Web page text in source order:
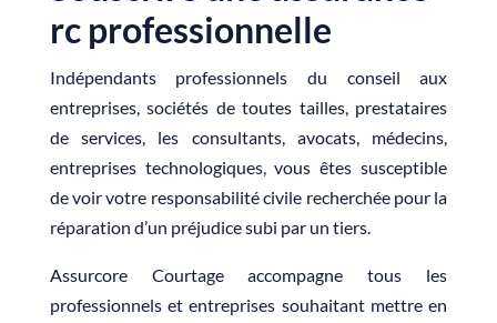
rc professionnelle
Indépendants professionnels du conseil aux
entreprises, sociétés de toutes tailles, prestataires
de services, les consultants, avocats, médecins,
entreprises technologiques, vous êtes susceptible
de voir votre responsabilité civile recherchée pour la
réparation d’un préjudice subi par un tiers.
Assurcore Courtage accompagne tous les
professionnels et entreprises souhaitant mettre en